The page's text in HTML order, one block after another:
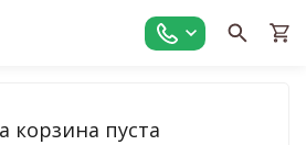
корзина пуста